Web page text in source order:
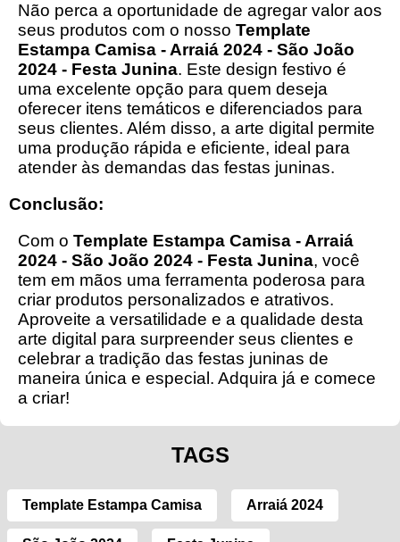
Não perca a oportunidade de agregar valor aos
seus produtos com o nosso Template
Estampa Camisa - Arraiá 2024 - São João
2024 - Festa Junina. Este design festivo é
uma excelente opção para quem deseja
oferecer itens temáticos e diferenciados para
seus clientes. Além disso, a arte digital permite
uma produção rápida e eficiente, ideal para
atender às demandas das festas juninas.
Conclusão:
Com o Template Estampa Camisa - Arraiá
2024 - São João 2024 - Festa Junina, você
tem em mãos uma ferramenta poderosa para
criar produtos personalizados e atrativos.
Aproveite a versatilidade e a qualidade desta
arte digital para surpreender seus clientes e
celebrar a tradição das festas juninas de
maneira única e especial. Adquira já e comece
a criar!
TAGS
Template Estampa Camisa Arraiá 2024